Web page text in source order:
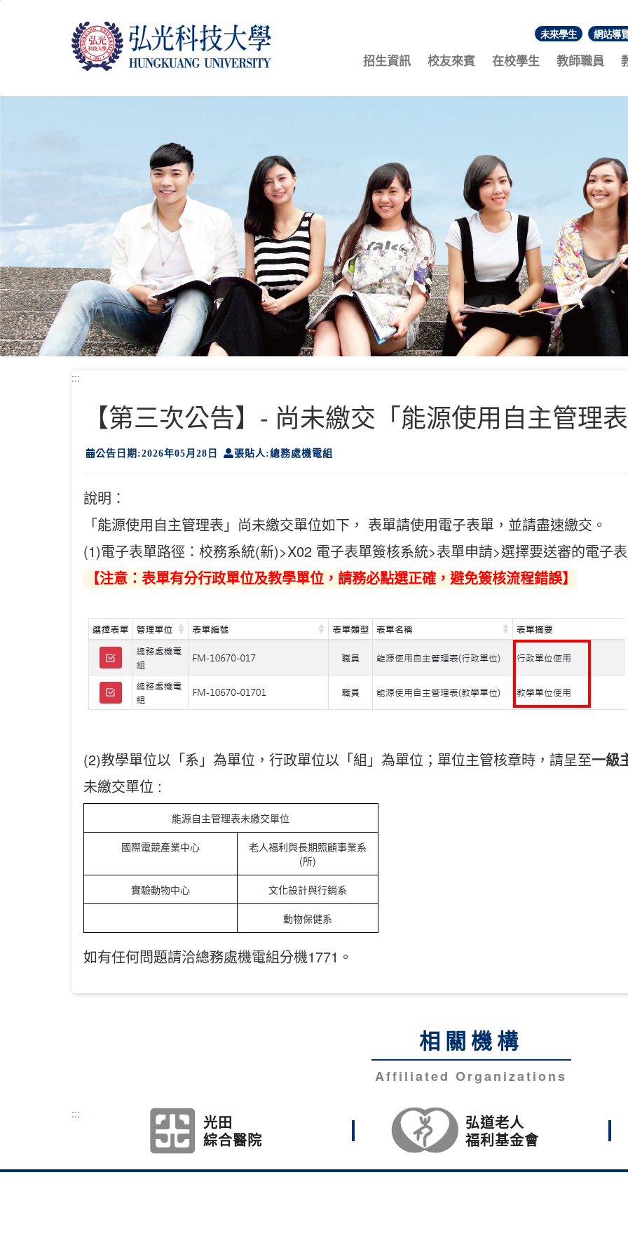
內
:::
未來學生 網站導
招生資訊 校友來賓 在校學生 教師職員
:::
【第三次公告】- 尚未繳交「能源使用自主管理
公告日期:2026年05月28日 張貼人:總務處機電組
說明：
「能源使用自主管理表」尚未繳交單位如下， 表單請使用電子表單，並請盡速繳交。
(1)電子表單路徑：校務系統(新)>X02 電子表單簽核系統>表單申請>選擇要送審的電子
【注意：表單有分行政單位及教學單位，請務必點選正確，避免簽核流程錯誤】
(2)教學單位以「系」為單位，行政單位以「組」為單位；單位主管核章時，請呈至一級
未繳交單位 :
能源自主管理表未繳交單位
國際電競產業中心
老人福利與長期照顧事業系
(所)
實驗動物中心 文化設計與行銷系
動物保健系
如有任何問題請洽總務處機電組分機1771。
相關機構
Affiliated Organizations
:::
光田
綜合醫院
弘道老人
福利基金會